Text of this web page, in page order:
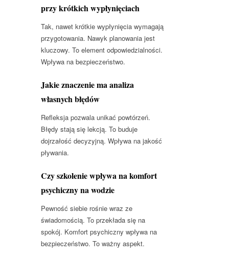
przy krótkich wypłynięciach
Tak, nawet krótkie wypłynięcia wymagają
przygotowania. Nawyk planowania jest
kluczowy. To element odpowiedzialności.
Wpływa na bezpieczeństwo.
Jakie znaczenie ma analiza
własnych błędów
Refleksja pozwala unikać powtórzeń.
Błędy stają się lekcją. To buduje
dojrzałość decyzyjną. Wpływa na jakość
pływania.
Czy szkolenie wpływa na komfort
psychiczny na wodzie
Pewność siebie rośnie wraz ze
świadomością. To przekłada się na
spokój. Komfort psychiczny wpływa na
bezpieczeństwo. To ważny aspekt.